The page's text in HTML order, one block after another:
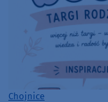
Chojnice